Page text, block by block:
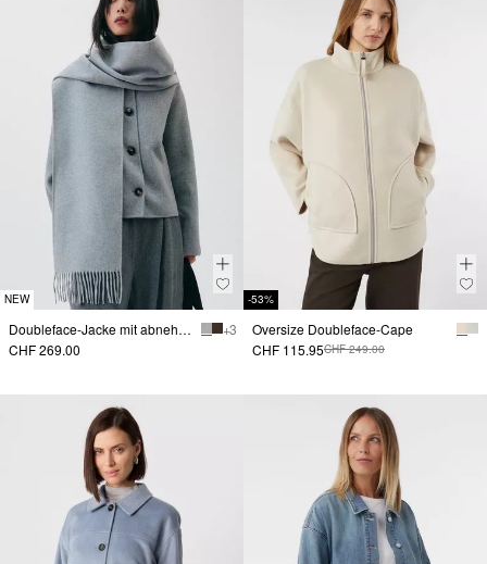
NEW
Doubleface-Jacke mit abnehmbarem Schal
+ 3
CHF 269.00
-53%
Oversize Doubleface-Cape
CHF 115.95CHF 249.00